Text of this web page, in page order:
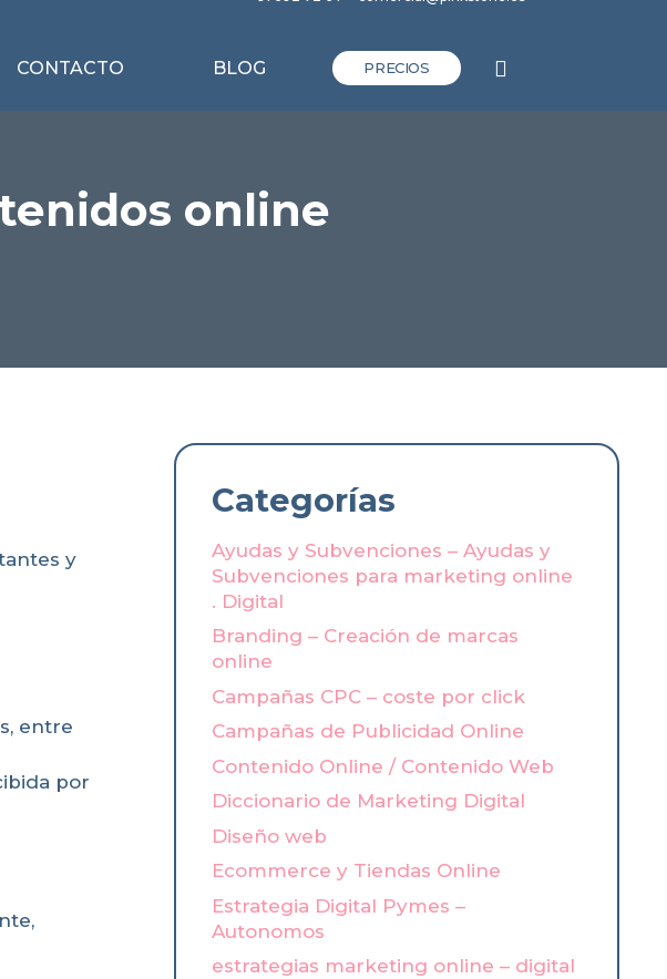
CONTACTO BLOG PRECIOS
online
y
entre
por
Categorías
Ayudas y Subvenciones – Ayudas y
Subvenciones para marketing online
. Digital
Branding – Creación de marcas
online
Campañas CPC – coste por click
Campañas de Publicidad Online
Contenido Online / Contenido Web
Diccionario de Marketing Digital
Diseño web
Ecommerce y Tiendas Online
Estrategia Digital Pymes –
Autonomos
estrategias marketing online – digital